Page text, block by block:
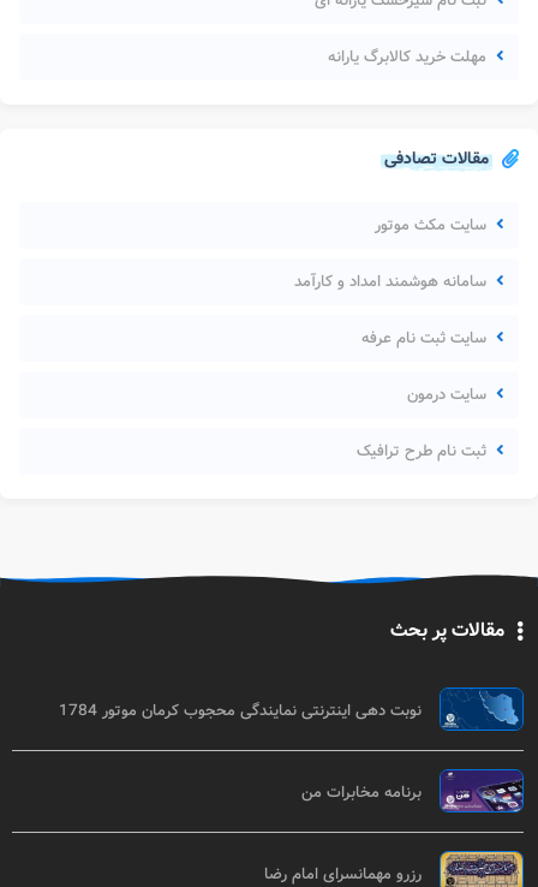
مهلت خرید کالابرگ یارانه
مقالات تصادفی
سایت مکث موتور
سامانه هوشمند امداد و کارآمد
سایت ثبت نام عرفه
سایت درمون
ثبت نام طرح ترافیک
مقالات پر بحث
نوبت دهی اینترنتی نمایندگی محجوب کرمان موتور 1784
برنامه مخابرات من
رزرو مهمانسرای امام رضا